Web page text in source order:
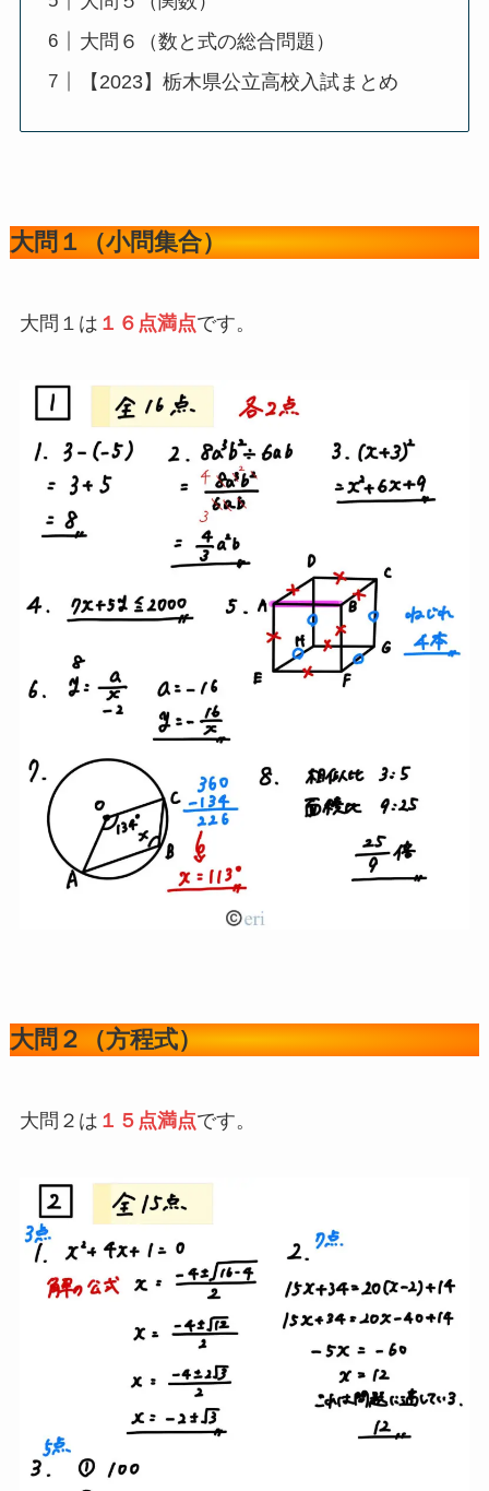
読み飛ばしリスト
大問１（小問集合）
大問２（方程式）
大問３（図形）
大問４（データの活用）
大問５（関数）
大問６（数と式の総合問題）
【2023】栃木県公立高校入試まとめ
大問１（小問集合）
大問１は １６点満点です。